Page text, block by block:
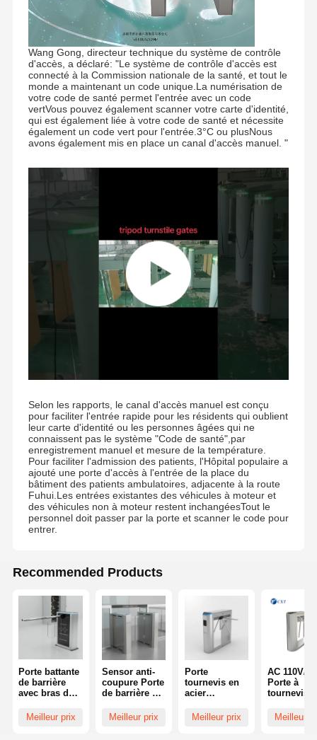
À La Maison Produits
À Propos De
Nous
Visite De
L'usine
La Qualité
Contacter
Porte de tourniquet de trépied
Plein tourniquet de taille
Porte de barrière d'aileron
Tournevis coulissant en verre
Tourniquet de bras de baisse
Parties de portes à tournevis
Contrôle d'accès à la porte piétonne
Machine de numérisation de code QR
Machine de stationnement
porte de barrière
Équipement de billetterie
Composants de tournevis
Wang Gong, directeur technique du système de contrôle
d'accès, a déclaré: "Le système de contrôle d'accès est
connecté à la Commission nationale de la santé, et tout le
monde a maintenant un code unique.La numérisation de
votre code de santé permet l'entrée avec un code
vertVous pouvez également scanner votre carte d'identité,
qui est également liée à votre code de santé et nécessite
également un code vert pour l'entrée.3°C ou plusNous
avons également mis en place un canal d'accès manuel. "
Selon les rapports, le canal d'accès manuel est conçu
pour faciliter l'entrée rapide pour les résidents qui oublient
leur carte d'identité ou les personnes âgées qui ne
connaissent pas le système "Code de santé",par
enregistrement manuel et mesure de la température.
Pour faciliter l'admission des patients, l'Hôpital populaire a
ajouté une porte d'accès à l'entrée de la place du
bâtiment des patients ambulatoires, adjacente à la route
Fuhui.Les entrées existantes des véhicules à moteur et
des véhicules non à moteur restent inchangéesTout le
personnel doit passer par la porte et scanner le code pour
entrer.
Recommended Products
Porte battante
de barrière
avec bras de
conçue pour
Meilleur prix
Sensor anti-
coupure Porte
de barrière de
Dessin de
Meilleur prix
Porte
tournevis en
acier
304 supporte
l'intégration
Meilleur prix
AC 110V/
Porte à
tournevis à
20-35
Meilleur
Fondée en 2006, Shenzhen Chuang Xin Tong Technology
Co., Ltd. est une entreprise de haute technologie,
intégrant la R&D, la production, les ventes et le service en
un.CXT s'engage dans le domaine de la gestion
intelligente du contrôle d'accès des piétons, Il fournit aux
clients des tournevis de contrôle d'accès professionnels et
personnalisés et des solutions de porte de sécurité.